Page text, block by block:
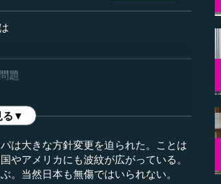
題
る▼
は大きな方針変更を迫られた。ことは
やアメリカにも波紋が広がっている。
。当然日本も無傷ではいられない。